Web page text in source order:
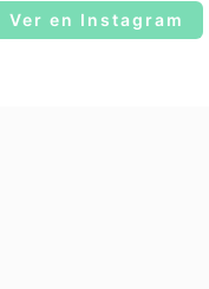
Ver en Instagram